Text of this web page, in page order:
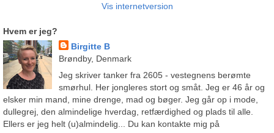
Vis internetversion
Hvem er jeg?
Birgitte B
Brøndby, Denmark
Jeg skriver tanker fra 2605 - vestegnens berømte
smørhul. Her jongleres stort og småt. Jeg er 46 år og
elsker min mand, mine drenge, mad og bøger. Jeg går op i mode,
dullegrej, den almindelige hverdag, retfærdighed og plads til alle.
Ellers er jeg helt (u)almindelig... Du kan kontakte mig på